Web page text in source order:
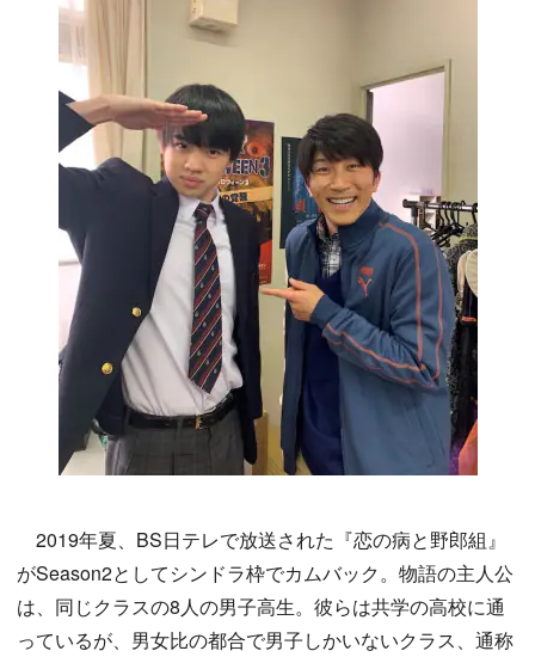
2019年夏、BS日テレで放送された『恋の病と野郎組』
がSeason2としてシンドラ枠でカムバック。物語の主人公
は、同じクラスの8人の男子高生。彼らは共学の高校に通
っているが、男女比の都合で男子しかいないクラス、通称